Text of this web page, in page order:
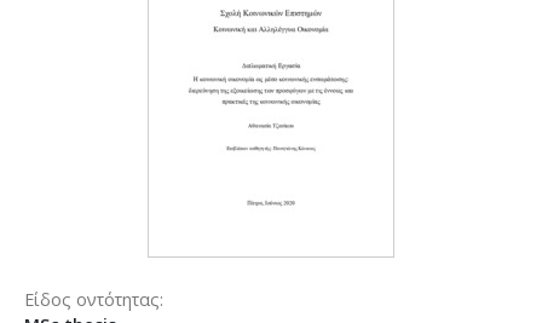
Είδος οντότητας